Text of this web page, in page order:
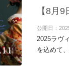
【8月
公開日：
2025ラヴ
を込めて